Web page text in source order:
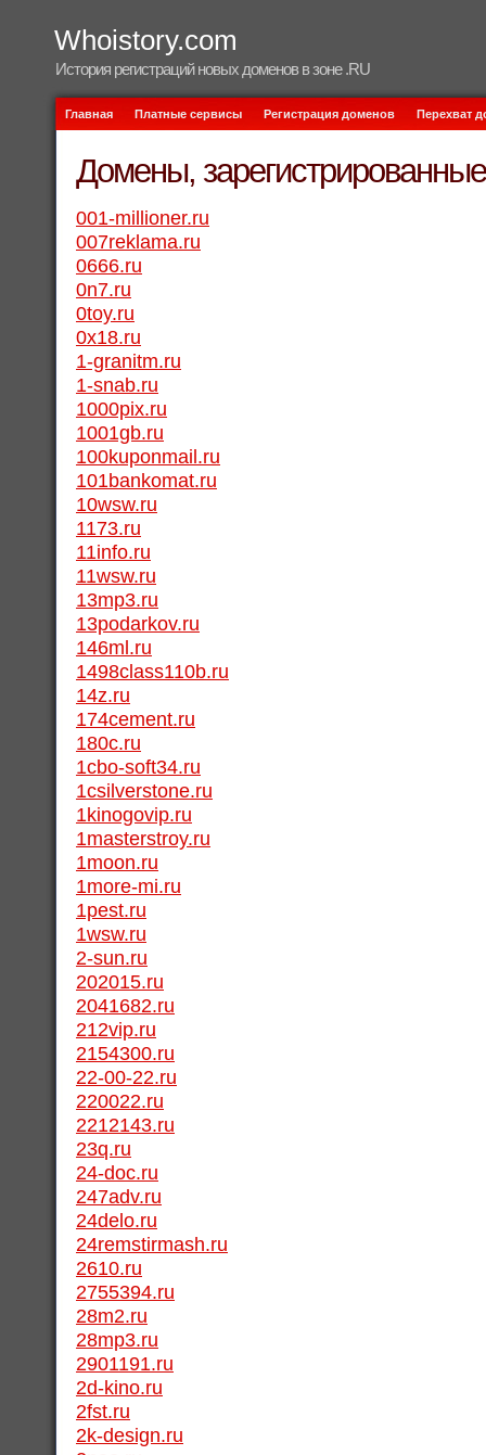
Whoistory.com
История регистраций новых доменов в зоне .RU
Главная Платные сервисы Регистрация доменов Перехват
Домены,
001-millioner.ru
007reklama.ru
0666.ru
0n7.ru
0toy.ru
0x18.ru
1-granitm.ru
1-snab.ru
1000pix.ru
1001gb.ru
100kuponmail.ru
101bankomat.ru
10wsw.ru
1173.ru
11info.ru
11wsw.ru
13mp3.ru
13podarkov.ru
146ml.ru
1498class110b.ru
14z.ru
174cement.ru
180c.ru
1cbo-soft34.ru
1csilverstone.ru
1kinogovip.ru
1masterstroy.ru
1moon.ru
1more-mi.ru
1pest.ru
1wsw.ru
2-sun.ru
202015.ru
2041682.ru
212vip.ru
2154300.ru
22-00-22.ru
220022.ru
2212143.ru
23q.ru
24-doc.ru
247adv.ru
24delo.ru
24remstirmash.ru
2610.ru
2755394.ru
28m2.ru
28mp3.ru
2901191.ru
2d-kino.ru
2fst.ru
2k-design.ru